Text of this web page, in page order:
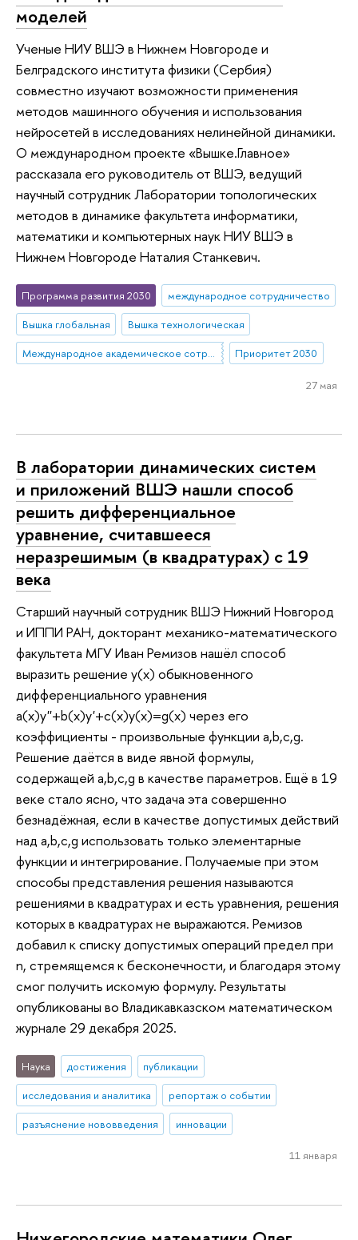
моделей
Ученые НИУ ВШЭ в Нижнем Новгороде и
Белградского института физики (Сербия)
совместно изучают возможности применения
методов машинного обучения и использования
нейросетей в исследованиях нелинейной динамики.
О международном проекте «Вышке.Главное»
рассказала его руководитель от ВШЭ, ведущий
научный сотрудник Лаборатории топологических
методов в динамике факультета информатики,
математики и компьютерных наук НИУ ВШЭ в
Нижнем Новгороде Наталия Станкевич.
Программа развития 2030
международное сотрудничество
Вышка глобальная
Вышка технологическая
Международное академическое сотрудничество
Приоритет 2030
27 мая
В лаборатории динамических систем
и приложений ВШЭ нашли способ
решить дифференциальное
уравнение, считавшееся
неразрешимым (в квадратурах) с 19
века
Старший научный сотрудник ВШЭ Нижний Новгород
и ИППИ РАН, докторант механико-математического
факультета МГУ Иван Ремизов нашёл способ
выразить решение y(x) обыкновенного
дифференциального уравнения
a(x)y''+b(x)y'+c(x)y(x)=g(x) через его
коэффициенты - произвольные функции a,b,c,g.
Решение даётся в виде явной формулы,
содержащей a,b,c,g в качестве параметров. Ещё в 19
веке стало ясно, что задача эта совершенно
безнадёжная, если в качестве допустимых действий
над a,b,c,g использовать только элементарные
функции и интегрирование. Получаемые при этом
способы представления решения называются
решениями в квадратурах и есть уравнения, решения
которых в квадратурах не выражаются. Ремизов
добавил к списку допустимых операций предел при
n, стремящемся к бесконечности, и благодаря этому
смог получить искомую формулу. Результаты
опубликованы во Владикавказском математическом
журнале 29 декабря 2025.
Наука достижения
публикации
исследования и аналитика
репортаж о событии
разъяснение нововведения
инновации
11 января